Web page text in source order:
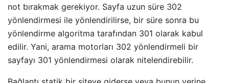
not bırakmak gerekiyor. Sayfa uzun süre 302
yönlendirmesi ile yönlendirilirse, bir süre sonra bu
yönlendirme algoritma tarafından 301 olarak kabul
edilir. Yani, arama motorları 302 yönlendirmeli bir
sayfayı 301 yönlendirmesi olarak nitelendirebilir.